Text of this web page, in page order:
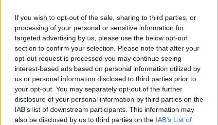
If you wish to opt-out of the sale, sharing to third parties, or
processing of your personal or sensitive information for
targeted advertising by us, please use the below opt-out
section to confirm your selection. Please note that after your
opt-out request is processed you may continue seeing
interest-based ads based on personal information utilized by
us or personal information disclosed to third parties prior to
your opt-out. You may separately opt-out of the further
disclosure of your personal information by third parties on the
IAB’s list of downstream participants. This information may
also be disclosed by us to third parties on the IAB’s List of